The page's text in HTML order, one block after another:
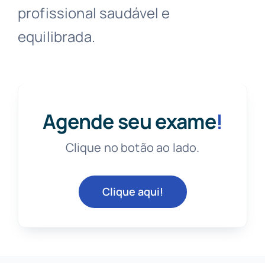
profissional saudável e
equilibrada.
Agende seu exame!
Clique no botão ao lado.
Clique aqui!